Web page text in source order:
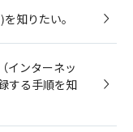
知りたい。
インターネッ
する手順を知